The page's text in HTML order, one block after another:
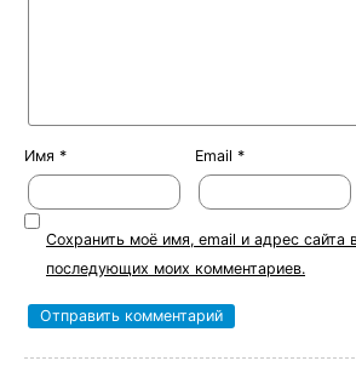
Имя * Email *
Сохранить моё имя, email и адрес сайта
последующих моих комментариев.